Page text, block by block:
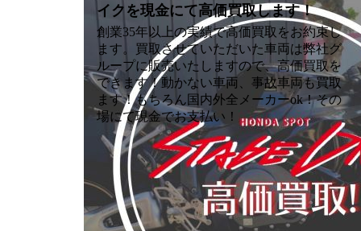
イクを現金にて高価買取します！
創業35年以上の実績で高価買取をお約束し
ます。買取させていただいた車両は弊社グ
ループに販売いたしますので、高価買取を
できます！動かない車両、事故車両も買取
ます！もちろん国内外全メーカーok！その
場にて現金でお支払い！